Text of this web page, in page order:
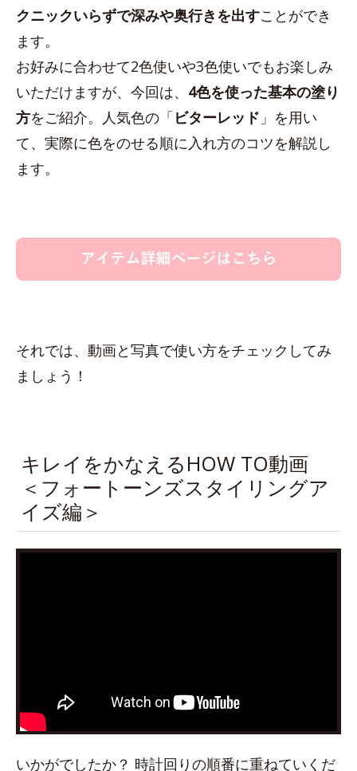
クニックいらずで深みや奥行きを出すことができ
ます。
お好みに合わせて2色使いや3色使いでもお楽しみ
いただけますが、今回は、 4色を使った基本の塗り
方をご紹介。人気色の「ビターレッド 」を用い
て、実際に色をのせる順に入れ方のコツを解説し
ます。
それでは、動画と写真で使い方をチェックしてみ
ましょう！
キレイをかなえるHOW TO動画
＜フォートーンズスタイリングア
イズ編＞
いかがでしたか？ 時計回りの順番に重ねていくだ